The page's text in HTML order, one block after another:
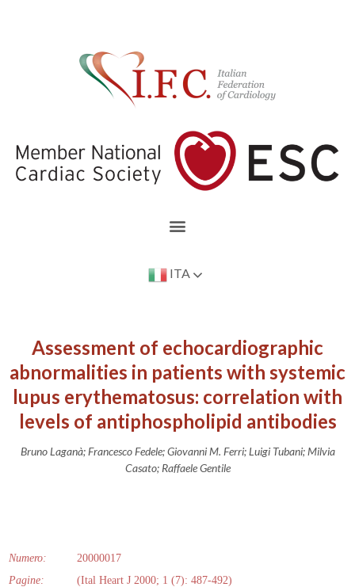
ITA
Assessment of echocardiographic
abnormalities in patients with systemic
lupus erythematosus: correlation with
levels of antiphospholipid antibodies
Bruno Laganà; Francesco Fedele; Giovanni M. Ferri; Luigi Tubani; Milvia
Casato; Raffaele Gentile
Numero:
20000017
Pagine:
(Ital Heart J 2000; 1 (7): 487-492)